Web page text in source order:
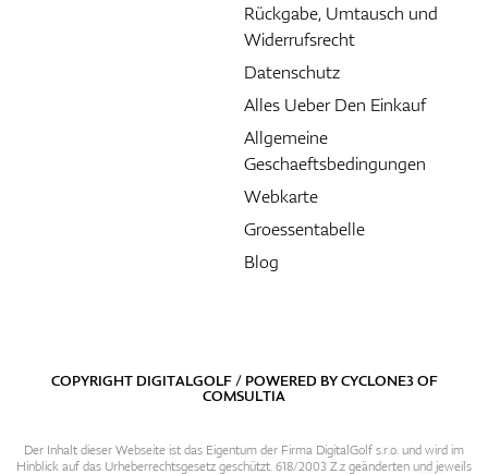
Rückgabe, Umtausch und
Widerrufsrecht
Datenschutz
Alles Ueber Den Einkauf
Allgemeine
Geschaeftsbedingungen
Webkarte
Groessentabelle
Blog
COPYRIGHT DIGITALGOLF / POWERED BYCYCLONE3OF
COMSULTIA
Der Inhalt dieser Webseite ist das Eigentum der Firma DigitalGolf s.r.o. und wird im
Hinblick auf das Urheberrechtsgesetz geschützt. 618/2003 Z.z geänderten und jeweils